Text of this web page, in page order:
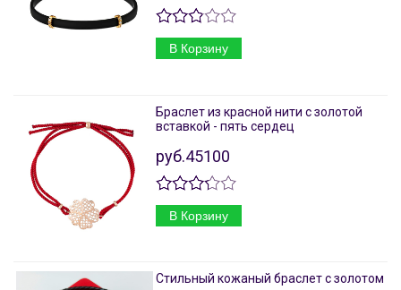
В Корзину
Браслет из красной нити с золотой
вставкой - пять сердец
руб.45100
В Корзину
Стильный кожаный браслет с золотом